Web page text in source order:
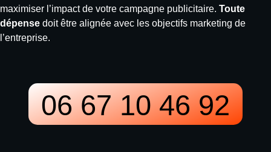
maximiser l’impact de votre campagne publicitaire. Toute
dépense doit être alignée avec les objectifs marketing de
l’entreprise.
06 67 10 46 92